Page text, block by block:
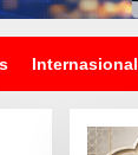
Internasional